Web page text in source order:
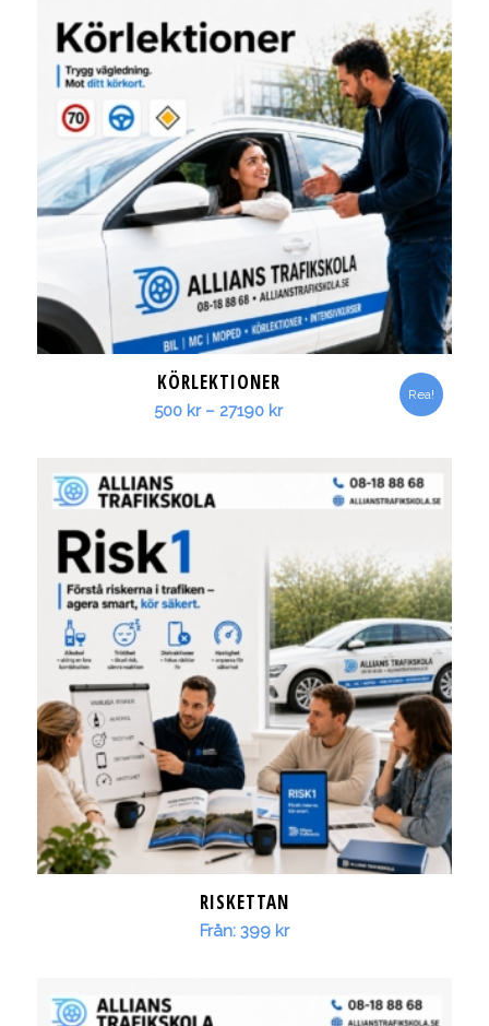
KÖRLEKTIONER
500 kr – 27190 krPrisintervall:
27190 kr
Rea!
RISKETTAN
Från: 399 kr